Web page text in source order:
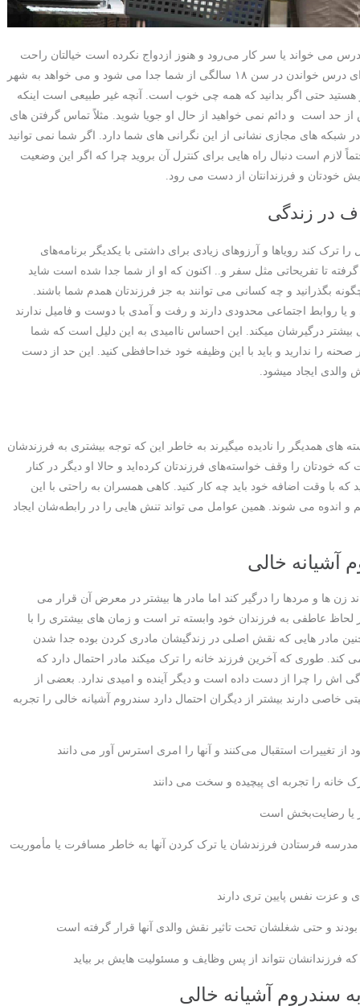
درس می خواند یا سر کار می‌رود و هنوز ازدواج نکرده است خیالتان راحت
است اما موقعی که حتی برای درس خواندن در سن ۱۸ سالگی از شما جدا می شود و می خواهد به شهر
هستید حتی اگر بدانید که همه چی خوب است. آنچه غیر طبیعی است اینکه
حد است و دائم نمی خواهید از حال او جویا شوید. مثلاً تماس گرفتن های
های مجازی نشانی از این نگرانی های شما دارد. اگر شما نمی توانید
لازم است دنبال راه هایی برای کنترل آن بروید چرا که اگر این وضعیت
خودتان و فرزندانتان از دست می رود.
در زندگی
را ترک کند رویاها و آرزوهای زیادی برای داشتی با یکدیگر برنامه‌های
تا تفریحاتی مثل سفر و.. اکنون که او از شما جدا شده است شاید
بگذرانید و چه کسانی می توانند به جز فرزندتان همدم شما باشند.
یا روابط اجتماعی محدودی دارند و رفت و آمدی با دوست و فامیل ندارند
بیشتر درگیرشان میکند. این احساس ناامیدی به این دلیل است که شما
را ندارید و باید با این وظیفه خود خداحافظی کنید. این حد از دست
ایجاد میشود.
های همدیگر را نادیده میگیرند به خاطر این که توجه بیشتری به فرزندشان
خودتان را وقف خواسته‌های فرزندتان کرده‌اید و حالا او دیگر در کنار
با وقت اضافه خود باید چه کار کنید. کاهی همسران به راحتی با این
و اندوه می شوند. همین عوامل می تواند تنش هایی را در رابطه‌شان ایجاد
آشیانه خالی
زن ها و مردها را درگیر کند اما مادر ها بیشتر در معرض آن قرار می
لحاظ عاطفی به فرزندان خود وابسته تر است و زمان های بیشتری را با
مادر هایی که نقش اصلی در زندگیشان مادری کردن بوده جدا شدن
می کند. طوری که آخرین فرزند خانه را ترک میکند مادر احتمال دارد که
را چرا از دست داده است و دیگر آینده و امیدی ندارد. بعضی از
خاصی دارند بیشتر از دیگران احتمال دارد سندروم آشیانه خالی را تجربه
تغییرات استقبال می‌کنند و آنها را امری استرس آور می دانند
را تجربه ای پیچیده و سخت می دانند
یا رضایت‌بخش است
مدرسه فرستادن فرزندشان یا ترک کردن آنها به خاطر مسافرت یا مأموریت
عزت نفس پایین تری دارند
و حتی شغلشان تحت تاثیر نقش والدی آنها قرار گرفته است
که فرزندانشان نتواند از پس وظایف و مسئولیت هایش بر بیاید
به سندروم آشیانه خالی